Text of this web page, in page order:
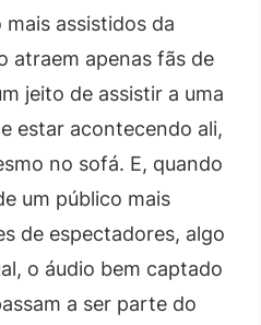
assistidos da
atraem apenas fãs de
jeito de assistir a uma
estar acontecendo ali,
no sofá. E, quando
um público mais
de espectadores, algo
o áudio bem captado
a ser parte do